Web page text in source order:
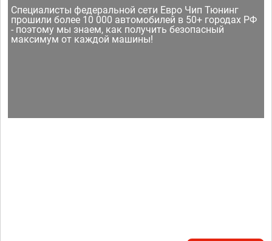
Специалисты федеральной сети Евро Чип Тюнинг
прошили более 10 000 автомобилей в 50+ городах РФ
- поэтому мы знаем, как получить безопасный
максимум от каждой машины!